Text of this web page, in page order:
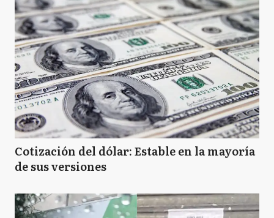
Cotización del dólar: Estable en la mayoría
de sus versiones